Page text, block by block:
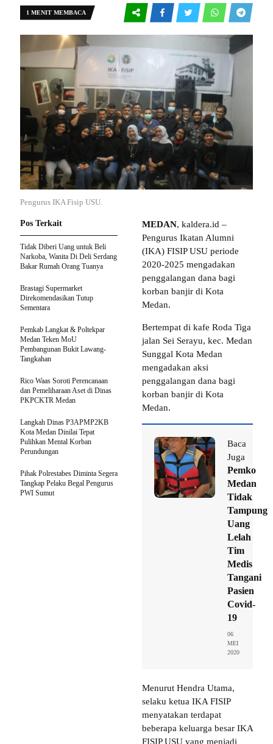
1 MENIT MEMBACA
Pengurus IKA Fisip USU.
MEDAN, kaldera.id –
Pengurus Ikatan Alumni
(IKA) FISIP USU periode
2020-2025 mengadakan
penggalangan dana bagi
korban banjir di Kota
Medan.
Bertempat di kafe Roda Tiga
jalan Sei Serayu, kec. Medan
Sunggal Kota Medan
mengadakan aksi
penggalangan dana bagi
korban banjir di Kota
Medan.
Baca
Juga
Pemko
Medan
Tidak
Tampung
Uang
Lelah
Tim
Medis
Tangani
Pasien
Covid-
19
06
MEI
2020
Menurut Hendra Utama,
selaku ketua IKA FISIP
menyatakan terdapat
beberapa keluarga besar IKA
FISIP USU yang menjadi
Pos Terkait
Tidak Diberi Uang untuk Beli
Narkoba, Wanita Di Deli Serdang
Bakar Rumah Orang Tuanya
Brastagi Supermarket
Direkomendasikan Tutup
Sementara
Pemkab Langkat & Poltekpar
Medan Teken MoU
Pembangunan Bukit Lawang-
Tangkahan
Rico Waas Soroti Perencanaan
dan Pemeliharaan Aset di Dinas
PKPCKTR Medan
Langkah Dinas P3APMP2KB
Kota Medan Dinilai Tepat
Pulihkan Mental Korban
Perundungan
Pihak Polrestabes Diminta Segera
Tangkap Pelaku Begal Pengurus
PWI Sumut